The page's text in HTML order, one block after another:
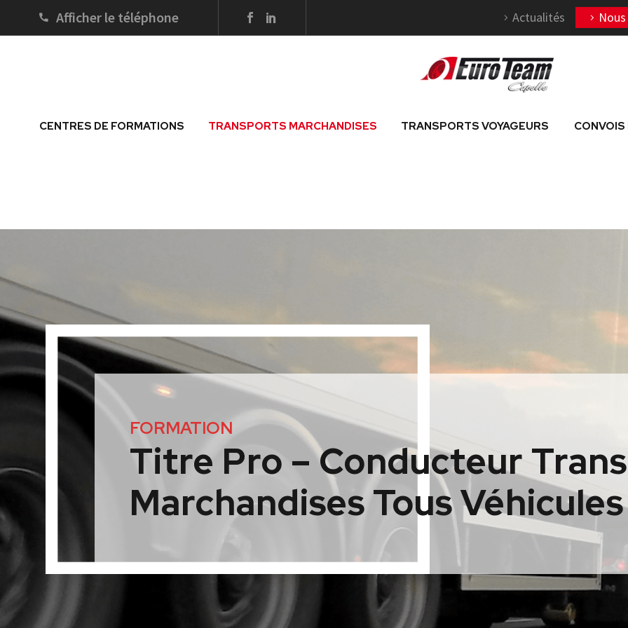
Afficher le téléphone Actualités
CENTRES DE FORMATIONS TRANSPORTS MARCHANDISES TRANSPORTS VOYAGEURS
FORMATION
Titre Pro – Conducteur
Marchandises Tous